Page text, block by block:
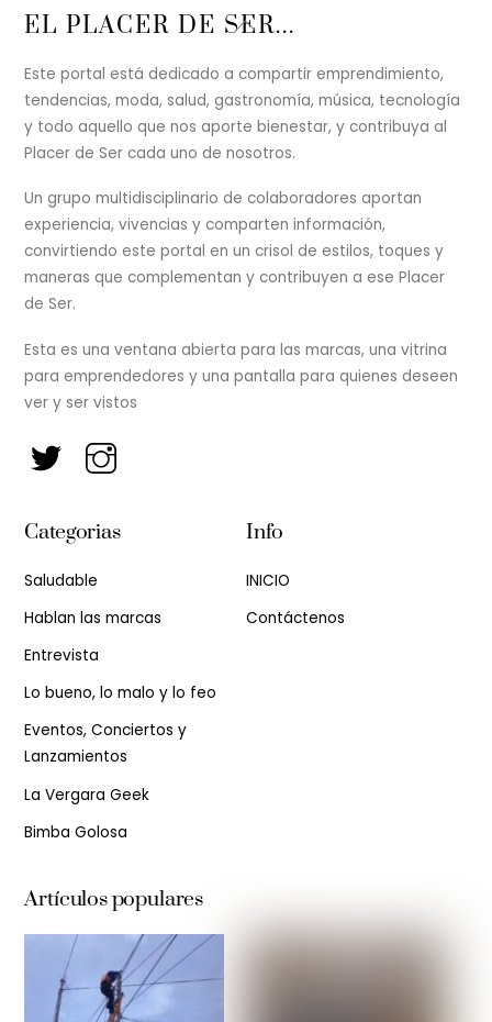
Back
Top
EL PLACER DE SER...
Este portal está dedicado a compartir emprendimiento,
tendencias, moda, salud, gastronomía, música, tecnología
y todo aquello que nos aporte bienestar, y contribuya al
Placer de Ser cada uno de nosotros.
Un grupo multidisciplinario de colaboradores aportan
experiencia, vivencias y comparten información,
convirtiendo este portal en un crisol de estilos, toques y
maneras que complementan y contribuyen a ese Placer
de Ser.
Esta es una ventana abierta para las marcas, una vitrina
para emprendedores y una pantalla para quienes deseen
ver y ser vistos
Categorias
Saludable
Hablan las marcas
Entrevista
Lo bueno, lo malo y lo feo
Eventos, Conciertos y
Lanzamientos
La Vergara Geek
Bimba Golosa
Info
INICIO
Contáctenos
Artículos populares